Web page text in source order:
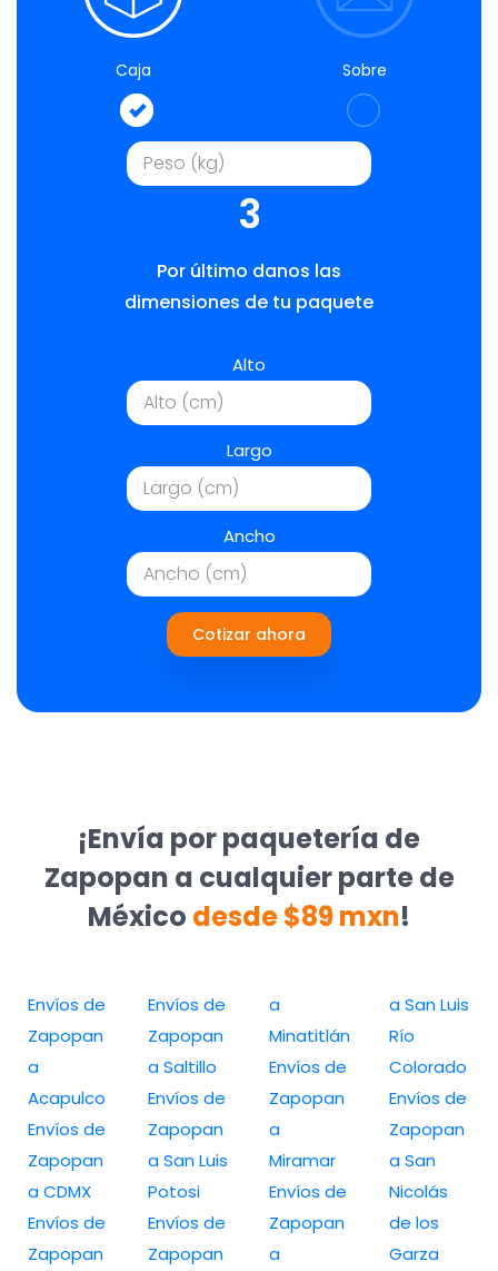
Caja Sobre
3
Por último danos las
dimensiones de tu paquete
Alto
Largo
Ancho
Cotizar ahora
¡Envía por paquetería de
Zapopan a cualquier parte de
México desde $89 mxn!
Envíos de
Zapopan
a
Acapulco
Envíos de
Zapopan
a CDMX
Envíos de
Zapopan
Envíos de
Zapopan
a Saltillo
Envíos de
Zapopan
a San Luis
Potosi
Envíos de
Zapopan
a
Minatitlán
Envíos de
Zapopan
a
Miramar
Envíos de
Zapopan
a
a San Luis
Río
Colorado
Envíos de
Zapopan
a San
Nicolás
de los
Garza